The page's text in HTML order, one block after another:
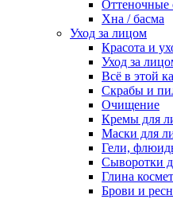
Оттеночные
Хна / басма
Уход за лицом
Красота и
Уход за
Всё в этой
Скрабы и
Очищение
Кремы для
Маски для
Гели,
Сыворотки
Глина
Брови и